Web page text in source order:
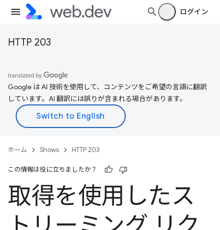
ログイン
HTTP 203
Google は AI 技術を使用して、コンテンツをご希望の言語に翻訳
しています。AI 翻訳には誤りが含まれる場合があります。
ホーム Shows HTTP 203
この情報は役に立ちましたか？
取得を使用したス